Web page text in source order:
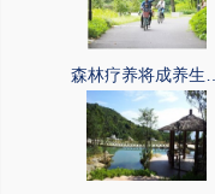
森林疗养将成养生…